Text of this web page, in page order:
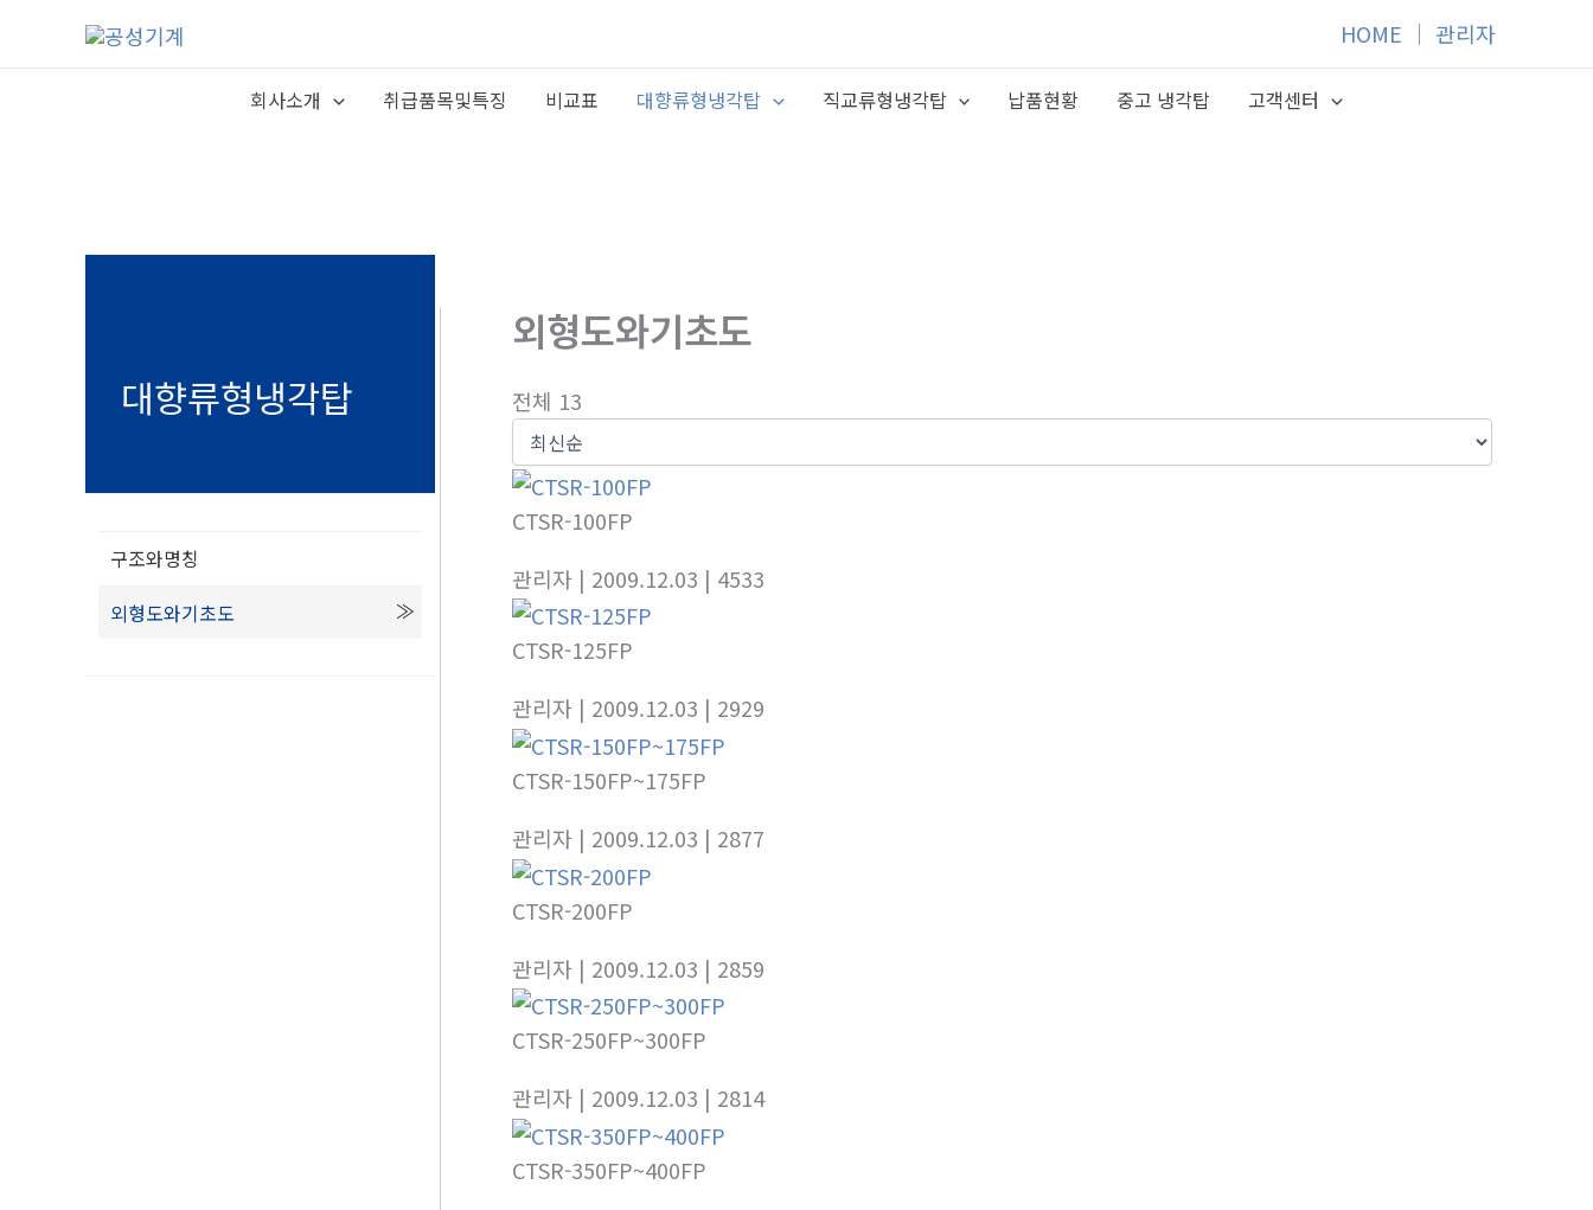
HOME │ 관리자
회사소개 취급품목및특징 비교표 대향류형냉각탑 직교류형냉각탑 납품현황 중고 냉각탑 고객센터
대향류형냉각탑
구조와명칭
외형도와기초도
외형도와기초도
전체 13
CTSR-100FP
관리자 | 2009.12.03 | 4533
CTSR-125FP
관리자 | 2009.12.03 | 2929
CTSR-150FP~175FP
관리자 | 2009.12.03 | 2877
CTSR-200FP
관리자 | 2009.12.03 | 2859
CTSR-250FP~300FP
관리자 | 2009.12.03 | 2814
CTSR-350FP~400FP